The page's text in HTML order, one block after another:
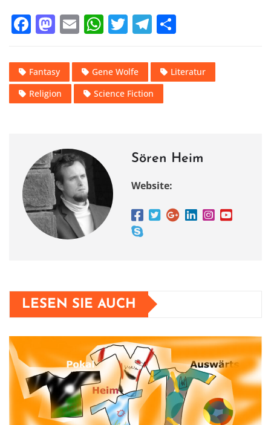
F
c
e
b
k
M
st
o
d
E
ai
l
W
at
s
A
T
it
te
r
T
e
gr
a
le
n
Fantasy Gene Wolfe
Literatur
Religion
Science Fiction
Sören Heim
Website:
LESEN SIE AUCH